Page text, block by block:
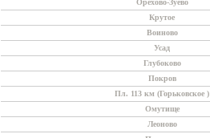
Орехово-Зуево
Крутое
Воиново
Усад
Глубоково
Покров
Пл. 113 км (Горьковское )
Омутище
Леоново